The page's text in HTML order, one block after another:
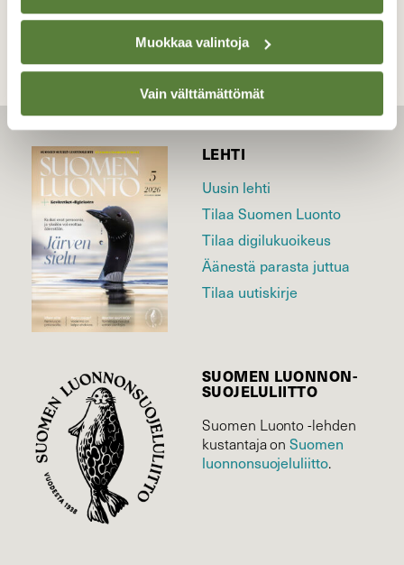
Muokkaa valintoja
Vain välttämättömät
LEHTI
Uusin lehti
Tilaa Suomen Luonto
Tilaa digilukuoikeus
Äänestä parasta juttua
Tilaa uutiskirje
SUOMEN LUONNON­
SUOJELU­LIITTO
Suomen Luonto -lehden
kustantaja onSuomen
luonnonsuojelu­liitto.